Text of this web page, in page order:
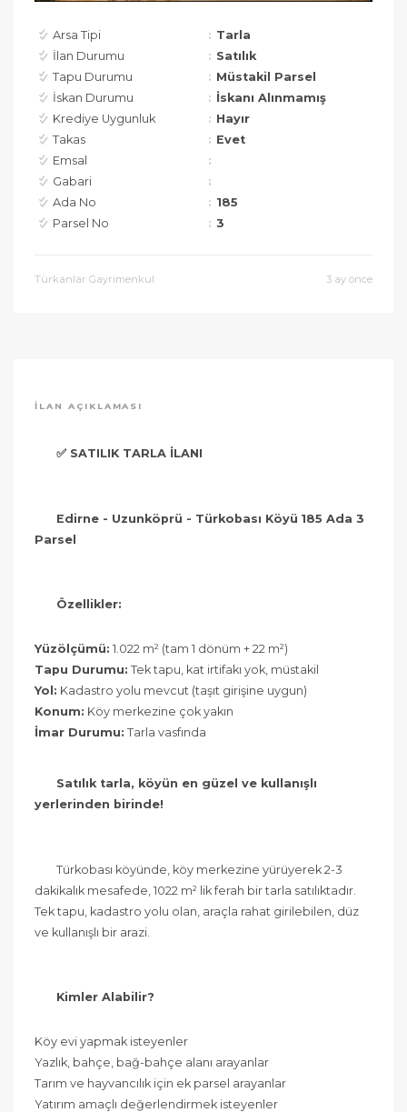
Arsa Tipi
Tarla
İlan Durumu
Satılık
Tapu Durumu
Müstakil Parsel
İskan Durumu
İskanı Alınmamış
Krediye Uygunluk
Hayır
Takas
Evet
Emsal
Gabari
Ada No
185
Parsel No
3
Türkanlar Gayrimenkul 3 ay önce
İLAN AÇIKLAMASI
✅ SATILIK TARLA İLANI
Edirne - Uzunköprü - Türkobası Köyü 185 Ada 3
Parsel
Özellikler:
Yüzölçümü: 1.022 m² (tam 1 dönüm + 22 m²)
Tapu Durumu: Tek tapu, kat irtifakı yok, müstakil
Yol: Kadastro yolu mevcut (taşıt girişine uygun)
Konum: Köy merkezine çok yakın
İmar Durumu: Tarla vasfında
Satılık tarla, köyün en güzel ve kullanışlı
yerlerinden birinde!
	Türkobası köyünde, köy merkezine yürüyerek 2-3
dakikalık mesafede, 1022 m² lik ferah bir tarla satılıktadır.
Tek tapu, kadastro yolu olan, araçla rahat girilebilen, düz
ve kullanışlı bir arazi.
Kimler Alabilir?
Köy evi yapmak isteyenler
Yazlık, bahçe, bağ-bahçe alanı arayanlar
Tarım ve hayvancılık için ek parsel arayanlar
Yatırım amaçlı değerlendirmek isteyenler